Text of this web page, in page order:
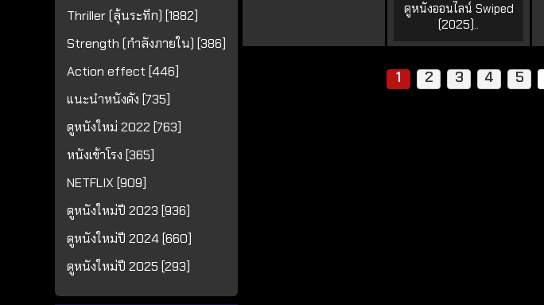
Thriller (ลุ้นระทึก) [1882]
Strength (กำลังภายใน) [386]
Action effect [446]
แนะนำหนังดัง [735]
ดูหนังใหม่ 2022 [763]
หนังเข้าโรง [365]
NETFLIX [909]
ดูหนังใหม่ปี 2023 [936]
ดูหนังใหม่ปี 2024 [660]
ดูหนังใหม่ปี 2025 [293]
ดูหนังออนไลน์ Swiped
(2025)..
1 2 3 4 5